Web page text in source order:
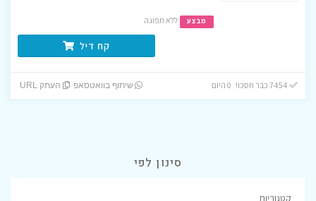
מבצע ללא תפוגה
קח דיל
7454 כבר חסכו! 0 היום שיתוף בוואטסאפ העתק URL
סינון לפי
קטגוריות